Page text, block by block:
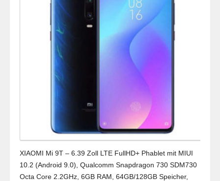
XIAOMI Mi 9T – 6.39 Zoll LTE FullHD+ Phablet mit MIUI
10.2 (Android 9.0), Qualcomm Snapdragon 730 SDM730
Octa Core 2.2GHz, 6GB RAM, 64GB/128GB Speicher,